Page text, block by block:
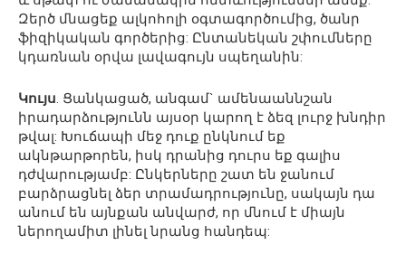
Զերծ մնացեք ալկոհոլի օգտագործումից, ծանր
ֆիզիկական գործերից: Ընտանեկան շփումները
կդառնան օրվա լավագույն սպեղանին:
Կույս. Ցանկացած, անգամ` ամենաաննշան
իրադարձությունն այսօր կարող է ձեզ լուրջ խնդիր
թվալ: Խուճապի մեջ դուք ընկնում եք
ակնթարթորեն, իսկ դրանից դուրս եք գալիս
դժվարությամբ: Ընկերները շատ են ջանում
բարձրացնել ձեր տրամադրությունը, սակայն դա
անում են այնքան անվարժ, որ մնում է միայն
ներողամիտ լինել նրանց հանդեպ: